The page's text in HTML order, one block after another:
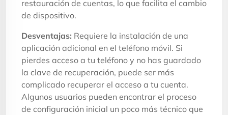
restauración de cuentas, lo que facilita el cambio
de dispositivo.
Desventajas: Requiere la instalación de una
aplicación adicional en el teléfono móvil. Si
pierdes acceso a tu teléfono y no has guardado
la clave de recuperación, puede ser más
complicado recuperar el acceso a tu cuenta.
Algunos usuarios pueden encontrar el proceso
de configuración inicial un poco más técnico que